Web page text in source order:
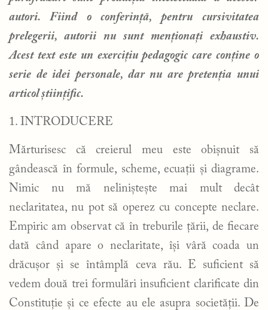
autori. Fiind o conferință, pentru cursivitatea
prelegerii, autorii nu sunt menționați exhaustiv.
Acest text este un exercițiu pedagogic care conține o
serie de idei personale, dar nu are pretenția unui
articol științific.
1. INTRODUCERE
Mărturisesc că creierul meu este obișnuit să
gândească în formule, scheme, ecuații și diagrame.
Nimic nu mă neliniștește mai mult decât
neclaritatea, nu pot să operez cu concepte neclare.
Empiric am observat că în treburile țării, de fiecare
dată când apare o neclaritate, își vâră coada un
drăcușor și se întâmplă ceva rău. E suficient să
vedem două trei formulări insuficient clarificate din
Constituție și ce efecte au ele asupra societății. De